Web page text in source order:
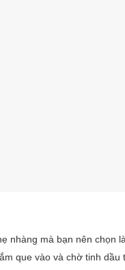
mà bạn nên chọn
que vào và chờ tinh